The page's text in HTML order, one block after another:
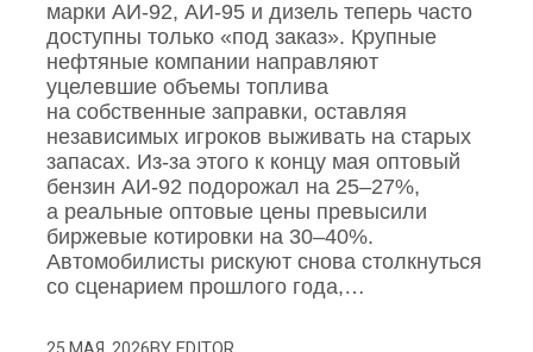
марки АИ‑92, АИ‑95 и дизель теперь часто
доступны только «под заказ». Крупные
нефтяные компании направляют
уцелевшие объемы топлива
на собственные заправки, оставляя
независимых игроков выживать на старых
запасах. Из‑за этого к концу мая оптовый
бензин АИ‑92 подорожал на 25–27%,
а реальные оптовые цены превысили
биржевые котировки на 30–40%.
Автомобилисты рискуют снова столкнуться
со сценарием прошлого года,…